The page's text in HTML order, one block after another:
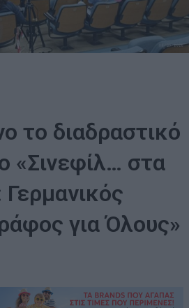
το διαδραστικό
«Σινεφίλ… στα
Γερμανικός
για Όλους»